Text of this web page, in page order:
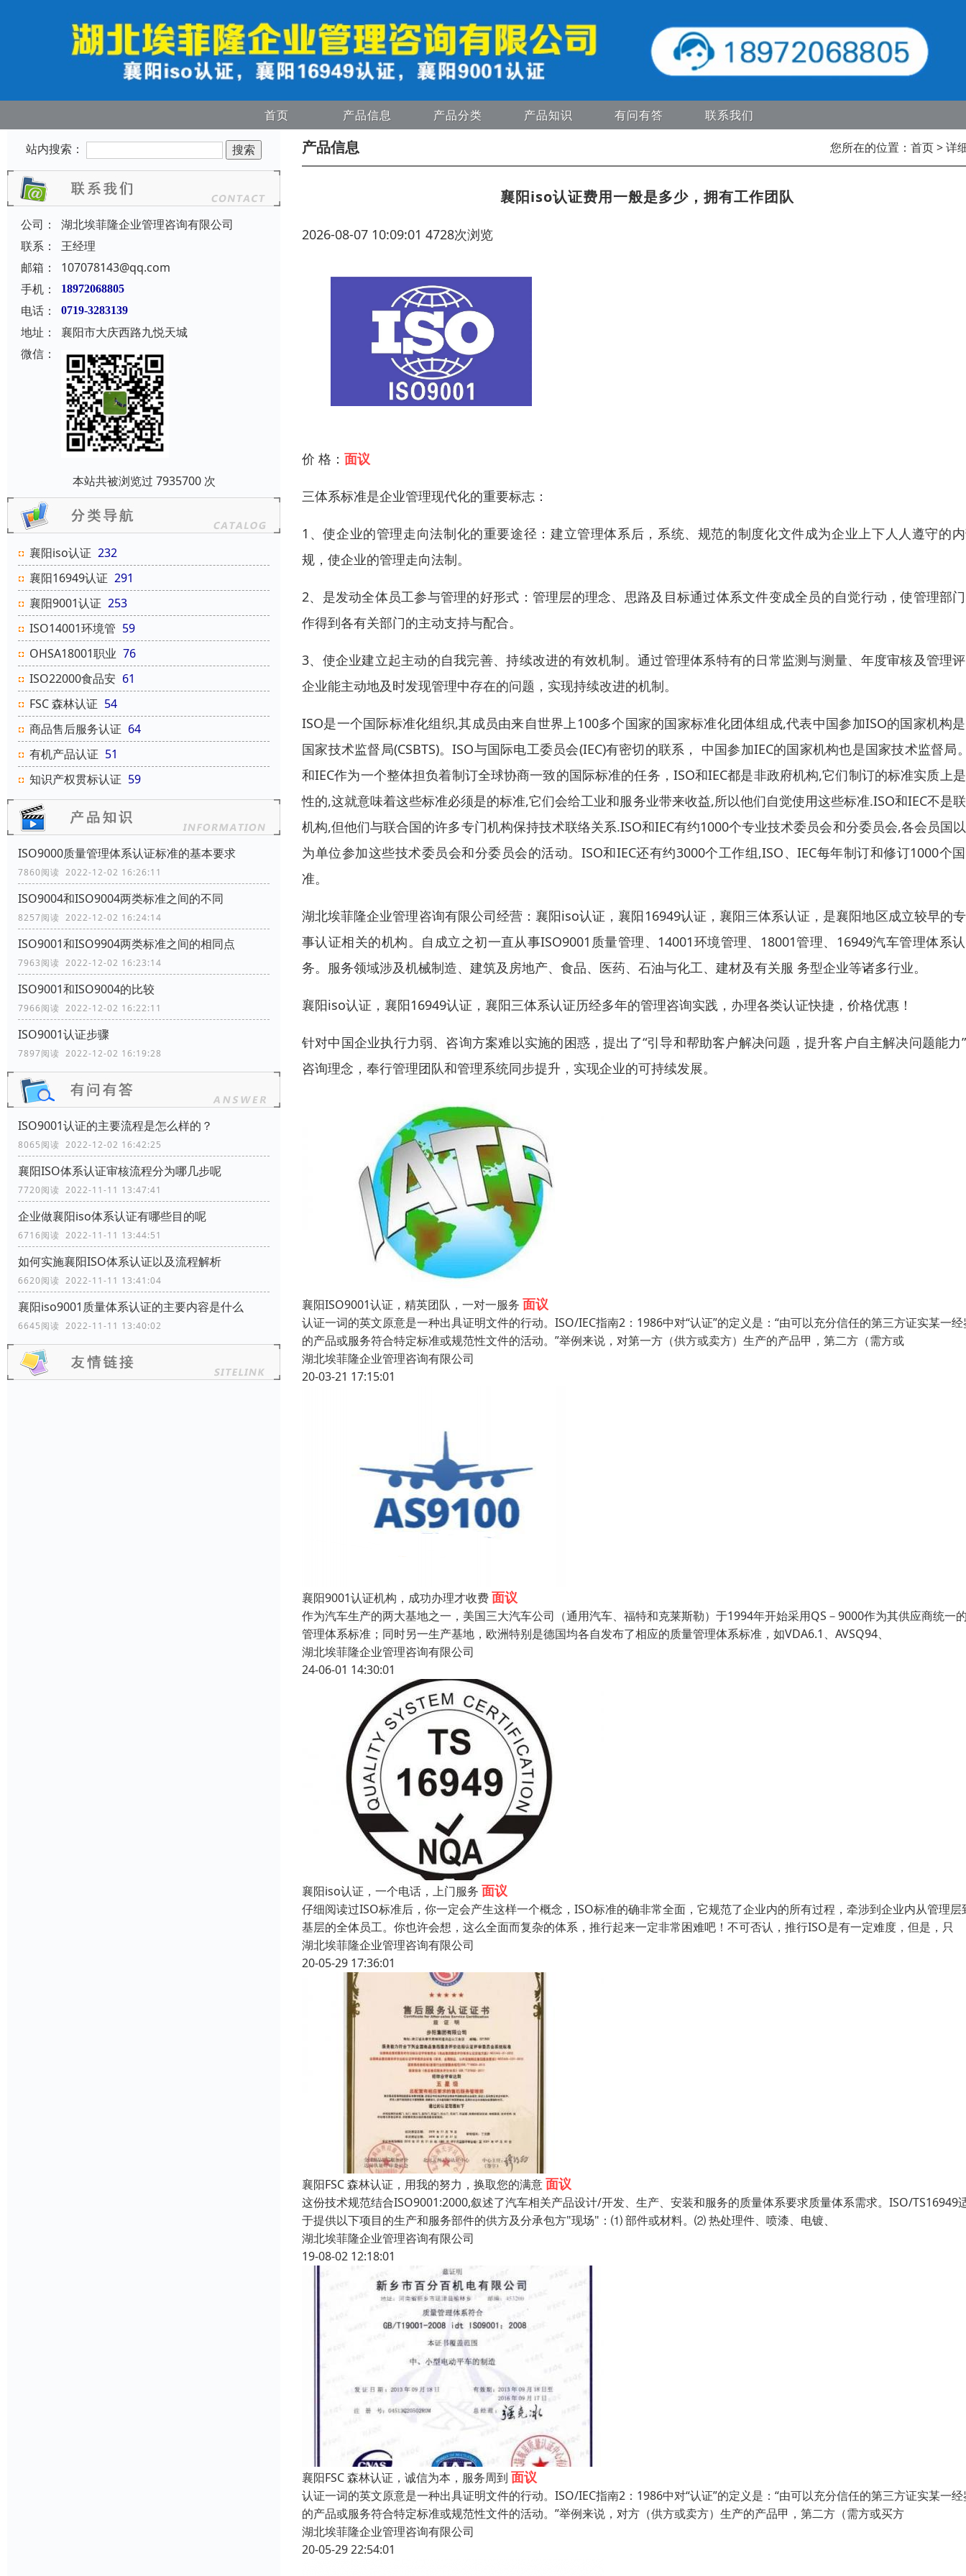
首页 产品信息 产品分类 产品知识 有问有答 联系我们
站内搜索：
公司：
湖北埃菲隆企业管理咨询有限公司
联系：
王经理
邮箱：
107078143@qq.com
手机：
18972068805
电话： 0719-3283139
地址：
襄阳市大庆西路九悦天城
微信：
本站共被浏览过 7935700 次
襄阳iso认证 232
襄阳16949认证 291
襄阳9001认证 253
ISO14001环境管 59
OHSA18001职业 76
ISO22000食品安 61
FSC 森林认证 54
商品售后服务认证 64
有机产品认证 51
知识产权贯标认证 59
ISO9000质量管理体系认证标准的基本要求
7860阅读 2022-12-02 16:26:11
ISO9004和ISO9004两类标准之间的不同
8257阅读 2022-12-02 16:24:14
ISO9001和ISO9904两类标准之间的相同点
7963阅读 2022-12-02 16:23:14
ISO9001和ISO9004的比较
7966阅读 2022-12-02 16:22:11
ISO9001认证步骤
7897阅读 2022-12-02 16:19:28
ISO9001认证的主要流程是怎么样的？
8065阅读 2022-12-02 16:42:25
襄阳ISO体系认证审核流程分为哪几步呢
7720阅读 2022-11-11 13:47:41
企业做襄阳iso体系认证有哪些目的呢
6716阅读 2022-11-11 13:44:51
如何实施襄阳ISO体系认证以及流程解析
6620阅读 2022-11-11 13:41:04
襄阳iso9001质量体系认证的主要内容是什么
6645阅读 2022-11-11 13:40:02
产品信息 您所在的位置： 首页> 详
襄阳iso认证费用一般是多少，拥有工作团队
2026-08-07 10:09:01 4728次浏览
价 格： 面议
三体系标准是企业管理现代化的重要标志：
1、使企业的管理走向法制化的重要途径：建立管理体系后，系统、规范的制度化文件成为企业上下人人遵守的
规，使企业的管理走向法制。
2、是发动全体员工参与管理的好形式：管理层的理念、思路及目标通过体系文件变成全员的自觉行动，使管理部
作得到各有关部门的主动支持与配合。
3、使企业建立起主动的自我完善、持续改进的有效机制。通过管理体系特有的日常监测与测量、年度审核及管理
企业能主动地及时发现管理中存在的问题，实现持续改进的机制。
ISO是一个国际标准化组织,其成员由来自世界上100多个国家的国家标准化团体组成,代表中国参加ISO的国家机构
国家技术监督局(CSBTS)。ISO与国际电工委员会(IEC)有密切的联系， 中国参加IEC的国家机构也是国家技术监督局
和IEC作为一个整体担负着制订全球协商一致的国际标准的任务，ISO和IEC都是非政府机构,它们制订的标准实质上
性的,这就意味着这些标准必须是的标准,它们会给工业和服务业带来收益,所以他们自觉使用这些标准.ISO和IEC不是
机构,但他们与联合国的许多专门机构保持技术联络关系.ISO和IEC有约1000个专业技术委员会和分委员会,各会员国
为单位参加这些技术委员会和分委员会的活动。ISO和IEC还有约3000个工作组,ISO、IEC每年制订和修订1000个
准。
湖北埃菲隆企业管理咨询有限公司经营：襄阳iso认证，襄阳16949认证，襄阳三体系认证，是襄阳地区成立较早的
事认证相关的机构。自成立之初一直从事ISO9001质量管理、14001环境管理、18001管理、16949汽车管理体系
务。服务领域涉及机械制造、建筑及房地产、食品、医药、石油与化工、建材及有关服 务型企业等诸多行业。
襄阳iso认证，襄阳16949认证，襄阳三体系认证历经多年的管理咨询实践，办理各类认证快捷，价格优惠！
针对中国企业执行力弱、咨询方案难以实施的困惑，提出了“引导和帮助客户解决问题，提升客户自主解决问题能力
咨询理念，奉行管理团队和管理系统同步提升，实现企业的可持续发展。
襄阳ISO9001认证，精英团队，一对一服务 面议
认证一词的英文原意是一种出具证明文件的行动。ISO/IEC指南2：1986中对“认证”的定义是：“由可以充分信任的第三方证实某一
的产品或服务符合特定标准或规范性文件的活动。”举例来说，对第一方（供方或卖方）生产的产品甲，第二方（需方或
湖北埃菲隆企业管理咨询有限公司
20-03-21 17:15:01
襄阳9001认证机构，成功办理才收费面议
作为汽车生产的两大基地之一，美国三大汽车公司（通用汽车、福特和克莱斯勒）于1994年开始采用QS－9000作为其供应商统一
管理体系标准；同时另一生产基地，欧洲特别是德国均各自发布了相应的质量管理体系标准，如VDA6.1、AVSQ94、
湖北埃菲隆企业管理咨询有限公司
24-06-01 14:30:01
襄阳iso认证，一个电话，上门服务 面议
仔细阅读过ISO标准后，你一定会产生这样一个概念，ISO标准的确非常全面，它规范了企业内的所有过程，牵涉到企业内从管理层
基层的全体员工。你也许会想，这么全面而复杂的体系，推行起来一定非常困难吧！不可否认，推行ISO是有一定难度，但是，只
湖北埃菲隆企业管理咨询有限公司
20-05-29 17:36:01
襄阳FSC 森林认证，用我的努力，换取您的满意面议
这份技术规范结合ISO9001:2000,叙述了汽车相关产品设计/开发、生产、安装和服务的质量体系要求质量体系需求。ISO/TS16949
于提供以下项目的生产和服务部件的供方及分承包方"现场"：⑴ 部件或材料。⑵ 热处理件、喷漆、电镀、
湖北埃菲隆企业管理咨询有限公司
19-08-02 12:18:01
襄阳FSC 森林认证，诚信为本，服务周到 面议
认证一词的英文原意是一种出具证明文件的行动。ISO/IEC指南2：1986中对“认证”的定义是：“由可以充分信任的第三方证实某一
的产品或服务符合特定标准或规范性文件的活动。”举例来说，对方（供方或卖方）生产的产品甲，第二方（需方或买方
湖北埃菲隆企业管理咨询有限公司
20-05-29 22:54:01